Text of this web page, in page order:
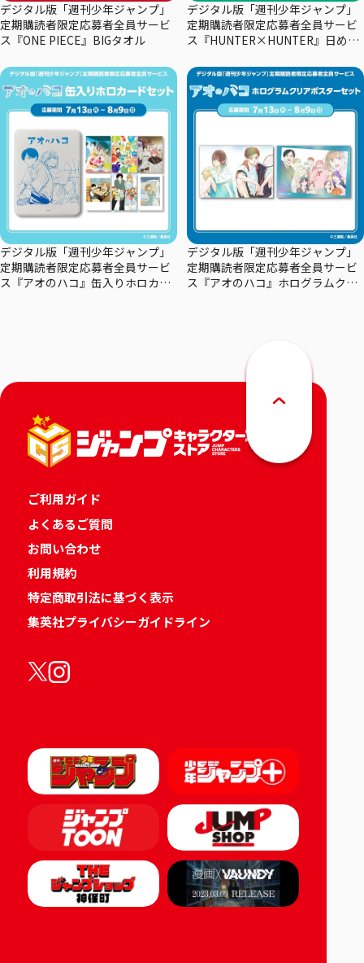
デジタル版「週刊少年ジャンプ」
定期購読者限定応募者全員サービ
ス『ONE PIECE』BIGタオル
デジタル版「週刊少年ジャンプ」
定期購読者限定応募者全員サービ
ス『HUNTER×HUNTER』日めく
デジタル版「週刊少年ジャンプ」
定期購読者限定応募者全員サービ
ス『アオのハコ』缶入りホロカー
デジタル版「週刊少年ジャンプ」
定期購読者限定応募者全員サービ
ス『アオのハコ』ホログラムクリ
ご利用ガイド
よくあるご質問
お問い合わせ
利用規約
特定商取引法に基づく表示
集英社プライバシーガイドライン